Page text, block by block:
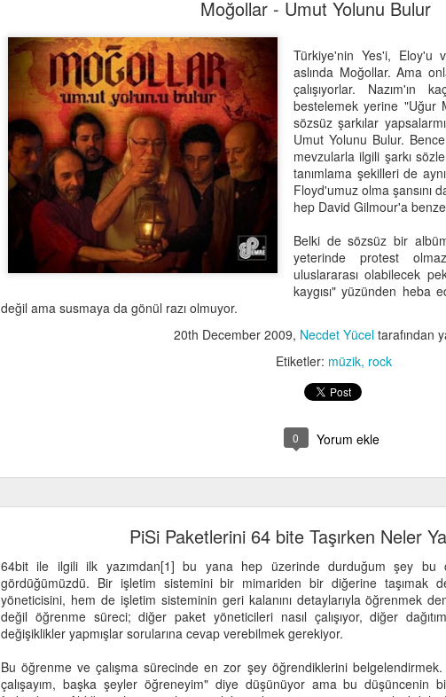
Moğollar - Umut Yolunu Bulur
Türkiye'nin Yes'i, Eloy'u
aslında Moğollar. Ama
çalışıyorlar. Nazım'ın
bestelemek yerine "Uğur
sözsüz şarkılar
Umut Yolunu Bulur.
mevzularla ilgili şarkı
tanımlama şekilleri de
Floyd'umuz olma şansını
hep David Gilmour'a
Belki de sözsüz bir
yeterinde protest
uluslararası olabilecek
kaygısı" yüzünden heba
değil ama susmaya da gönül razı olmuyor.
20th December 2009, Necdet Yüceltarafından
Etiketler: müzik rock
0 Yorum ekle
PiSi Paketlerini 64 bite Taşırken Neler
64bit ile ilgili ilk yazımdan[1] bu yana hep üzerinde durduğum şey bu
gördüğümüzdü. Bir işletim sistemini bir mimariden bir diğerine taşımak
yöneticisini, hem de işletim sisteminin geri kalanını detaylarıyla öğrenmek
değil öğrenme süreci; diğer paket yöneticileri nasıl çalışıyor, diğer
değişiklikler yapmışlar sorularına cevap verebilmek gerekiyor.
Bu öğrenme ve çalışma sürecinde en zor şey öğrendiklerini
çalışayım, başka şeyler öğreneyim" diye düşünüyor ama bu düşüncenin